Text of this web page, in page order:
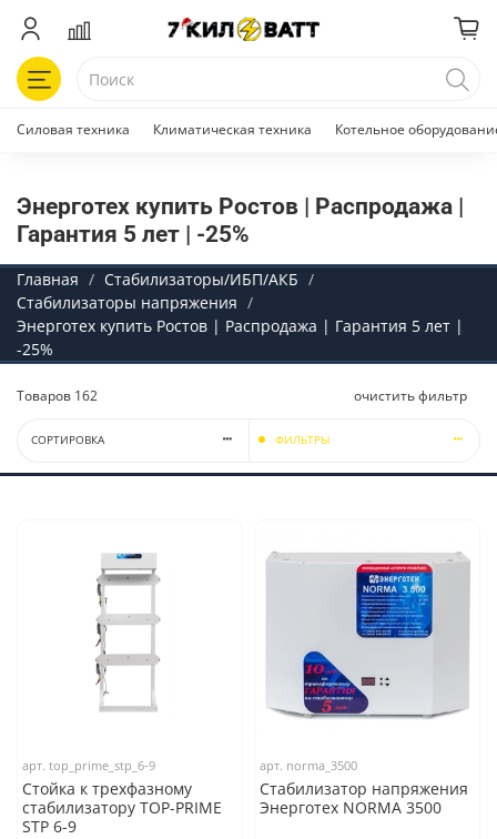
Силовая техника Климатическая техника Котельное
Энерготех купить Ростов | Распродажа |
Гарантия 5 лет | -25%
Главная
Стабилизаторы/ИБП/АКБ
Стабилизаторы напряжения
Энерготех купить Ростов | Распродажа | Гарантия 5 лет |
-25%
Товаров 162 очистить фильтр
СОРТИРОВКА ФИЛЬТРЫ
арт.top_prime_stp_6-9
Стойка к трехфазному
стабилизатору TOP-PRIME
STP 6-9
арт. norma_3500
Стабилизатор напряжения
Энерготех NORMA 3500